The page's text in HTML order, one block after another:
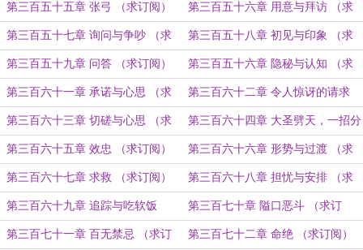
第三百五十五章 张弓 （求订阅） 第三百五十六章 用意与拜访 （求
订阅）
第三百五十七章 询问与争吵 （求
订阅）
第三百五十八章 初见与印象 （求
订阅）
第三百五十九章 问答 （求订阅） 第三百五十六章 隐秘与认知 （求
订阅）
第三百六十一章 承诺与心思 （求
订阅）
第三百六十二章 令人惊讶的请求
（求订阅）
第三百六十三章 切磋与心思 （求
订阅）
第三百六十四章 大圣劈天，一招分
晓 （求订阅）
第三百六十五章 效忠 （求订阅） 第三百六十六章 形势与过渡 （求
订阅）
第三百六十七章 求救 （求订阅） 第三百六十八章 担忧与安排 （求
订阅）
第三百六十九章 追踪与吃软饭
（求订阅）
第三百七十章 隘口恶斗 （求订
阅）
第三百七十一章 百无禁忌 （求订 第三百七十二章 命绝 （求订阅）